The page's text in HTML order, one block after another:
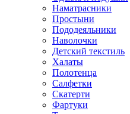
Наматрасники
Простыни
Пододеяльники
Наволочки
Детский текстиль
Халаты
Полотенца
Салфетки
Скатерти
Фартуки